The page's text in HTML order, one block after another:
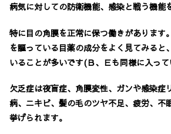
病気に対しての防衛機能、感染と戦う機能
特に目の角膜を正常に保つ働きがあります
を謳っている目薬の成分をよく見てみると
いることが多いです(Ｂ、Ｅも同様に入っ
欠乏症は夜盲症、角膜変性、ガンや感染症
病、ニキビ、髪の毛のツヤ不足、疲労、不
挙げられます。